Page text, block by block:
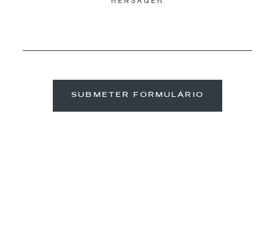
SUBMETER FORMULÁRIO